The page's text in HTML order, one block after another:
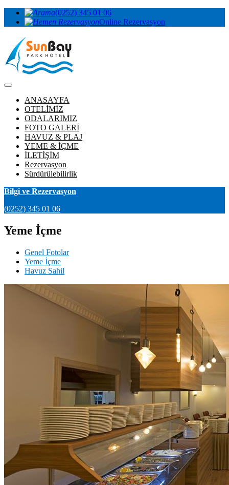
(0252) 345 01 06
Online Rezervasyon
ANASAYFA
OTELİMİZ
ODALARIMIZ
FOTO GALERİ
HAVUZ & PLAJ
YEME & İÇME
İLETİŞİM
Rezervasyon
Sürdürülebilirlik
Bilgi ve Rezervasyon
(0252) 345 01 06
Yeme İçme
Genel Fotolar
Yeme İçme
Havuz Sahil